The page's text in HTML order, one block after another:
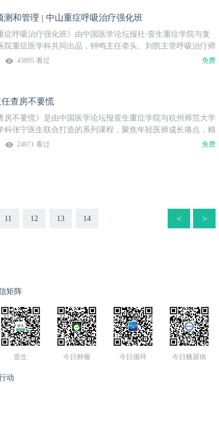
程将从血流动力学的核心概念出发，通过生动有趣的讲解方
探索血流动力学的奥秘，并真正掌握这一领域的实用知识。课
，为广大重症医学同道提供持续学习和提升的平台。欢迎关
同在知识的麦田中守望成长。第29节血流动力学参数整合：参
和管理 | 中山重症呼吸治疗强化班
症呼吸治疗强化班》由中国医学论坛报社·壹生重症学院与复
院重症医学科共同出品，钟鸣主任牵头、刘凯主管呼吸治疗师
山ICU呼吸治疗团队授课，共25讲，涵盖呼吸支持精细化管
和管理上线时间8月27日（周三）授课专家王缓 呼吸治疗师复
院重症医学科课程安排
43895 看过 免费
查房不要慌
房不要慌》是由中国医学论坛报壹生重症学院与杭州师范大学
科张宁医生联合打造的系列课程，聚焦年轻医师成长痛点，精
人印象深刻的查房病例，以临床视角还原查房场景，剖析主任
课程安排
24071 看过 免费
11 12 13 14 < >
矩阵
壹生 今日肿瘤 今日循环 今日糖尿病
动